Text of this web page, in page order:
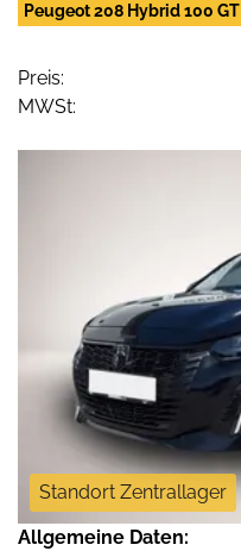
Peugeot 208 Hybrid 100 GT
Preis:
MWSt:
Standort Zentrallager
Allgemeine Daten: